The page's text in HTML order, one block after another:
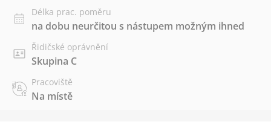
Délka prac. poměru
na dobu neurčitou s nástupem možným ihned
Řidičské oprávnění
Skupina C
Pracoviště
Na místě